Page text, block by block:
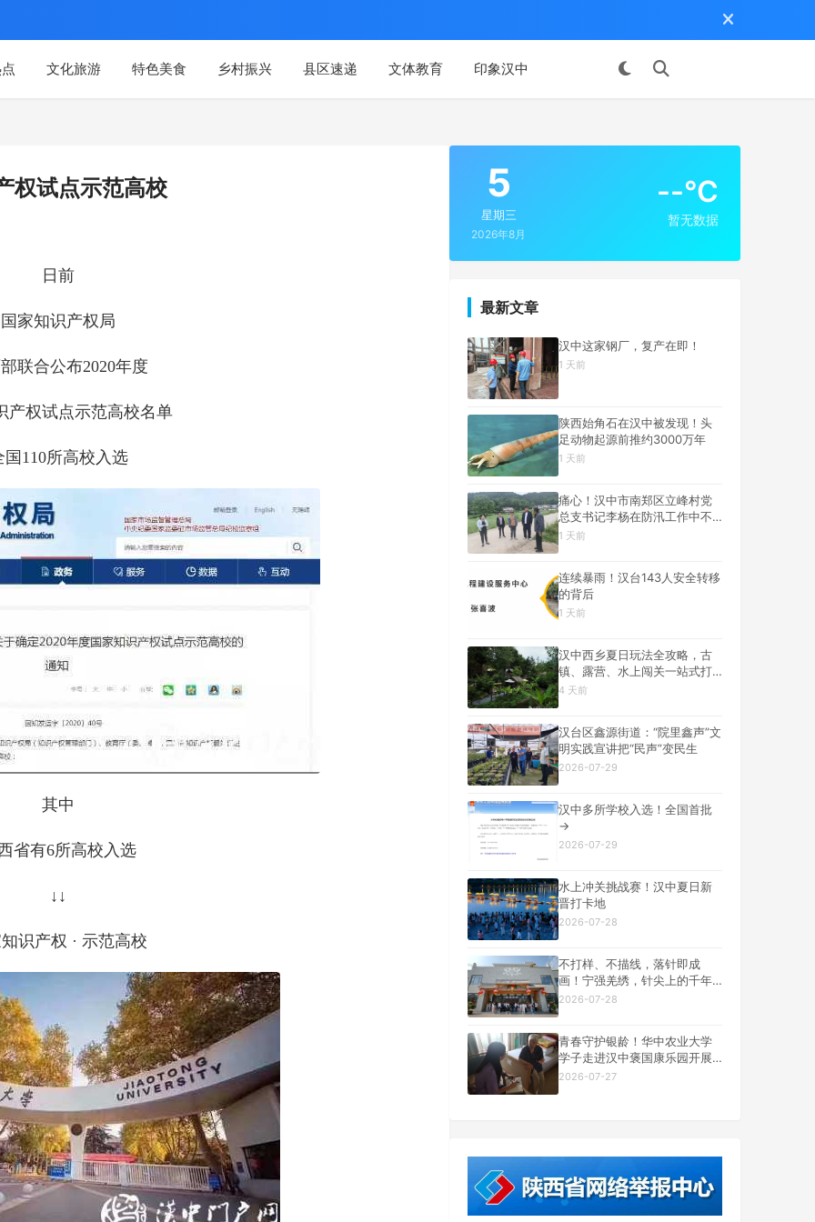
文化旅游 特色美食 乡村振兴 县区速递 文体教育 印象汉中
权试点示范高校
日前
国家知识产权局
联合公布2020年度
产权试点示范高校名单
国110所高校入选
其中
省有6所高校入选
↓↓
识产权 · 示范高校
5
星期三
2026年8月
--°C
暂无数据
最新文章
汉中这家钢厂，复产在即！
1 天前
陕西始角石在汉中被发现！头
足动物起源前推约3000万年
1 天前
痛心！汉中市南郑区立峰村党
总支书记李杨在防汛工作中不
幸遇难
1 天前
连续暴雨！汉台143人安全转移
的背后
1 天前
汉中西乡夏日玩法全攻略，古
镇、露营、水上闯关一站式打
卡
4 天前
汉台区鑫源街道：“院里鑫声”文
明实践宣讲把“民声”变民生
2026-07-29
汉中多所学校入选！全国首批
→
2026-07-29
水上冲关挑战赛！汉中夏日新
晋打卡地
2026-07-28
不打样、不描线，落针即成
画！宁强羌绣，针尖上的千年
羌乡文脉
2026-07-28
青春守护银龄！华中农业大学
学子走进汉中褒国康乐园开展
14 天养老社会实践
2026-07-27